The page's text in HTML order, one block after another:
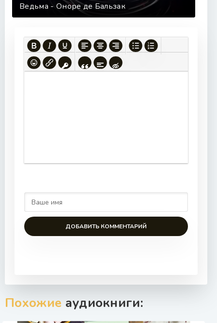
Ведьма - Оноре де Бальзак
ДОБАВИТЬ КОММЕНТАРИЙ
Похожие аудиокниги: